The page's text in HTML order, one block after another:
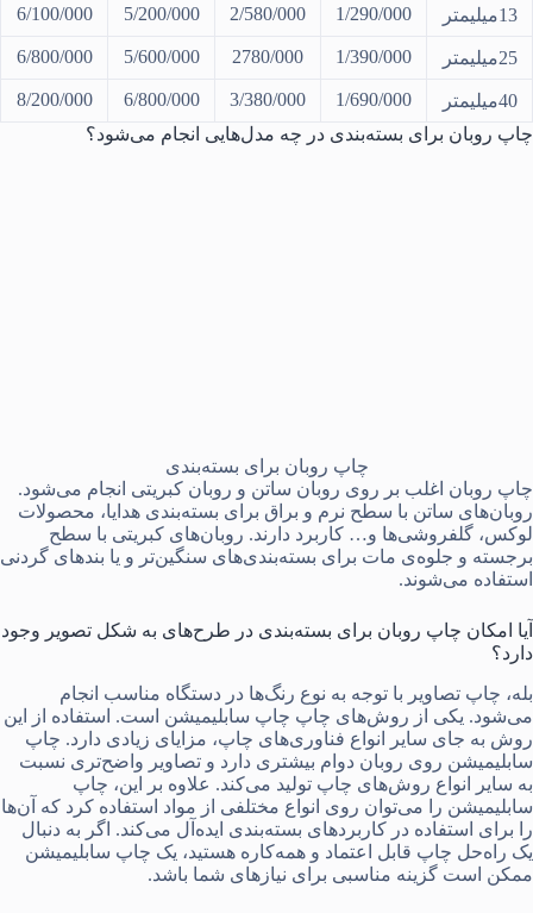
13میلیمتر 1/290/000
2/580/000
5/200/000
6/100/000
25میلیمتر 1/390/000
2780/000
5/600/000
6/800/000
40میلیمتر 1/690/000
3/380/000
6/800/000
8/200/000
چاپ روبان برای بسته‌بندی در چه مدل‌هایی انجام می‌شود؟
چاپ روبان برای بسته‌بندی
چاپ روبان اغلب بر روی روبان ساتن و روبان کبریتی انجام می‌شود.
روبان‌های ساتن با سطح نرم و براق برای بسته‌بندی هدایا، محصولات
لوکس، گلفروشی‌ها و… کاربرد دارند. روبان‌های کبریتی با سطح
برجسته و جلوه‌ی مات برای بسته‌بندی‌های سنگین‌تر و یا بندهای گردنی
استفاده می‌شوند.
آیا امکان چاپ روبان برای بسته‌بندی در طرح‌های به شکل تصویر وجود
دارد؟
بله، چاپ تصاویر با توجه به نوع رنگ‌ها در دستگاه مناسب انجام
می‌شود. یکی از روش‌های چاپ چاپ سابلیمیشن است. استفاده از این
روش به جای سایر انواع فناوری‌های چاپ، مزایای زیادی دارد. چاپ
سابلیمیشن روی روبان دوام بیشتری دارد و تصاویر واضح‌تری نسبت
به سایر انواع روش‌های چاپ تولید می‌کند. علاوه بر این، چاپ
سابلیمیشن را می‌توان روی انواع مختلفی از مواد استفاده کرد که آن‌ها
را برای استفاده در کاربردهای بسته‌بندی ایده‌آل می‌کند. اگر به دنبال
یک راه‌حل چاپ قابل اعتماد و همه‌کاره هستید، یک چاپ سابلیمیشن
ممکن است گزینه مناسبی برای نیازهای شما باشد.